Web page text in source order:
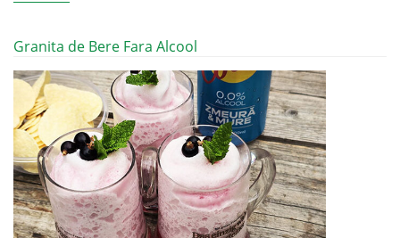
Granita de Bere Fara Alcool